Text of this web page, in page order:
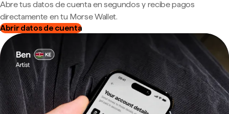
Abre tus datos de cuenta en segundos y recibe pagos
directamente en tu Morse Wallet.
Abrir datos de cuenta